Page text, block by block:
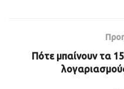
Πότε μπαίνουν τα